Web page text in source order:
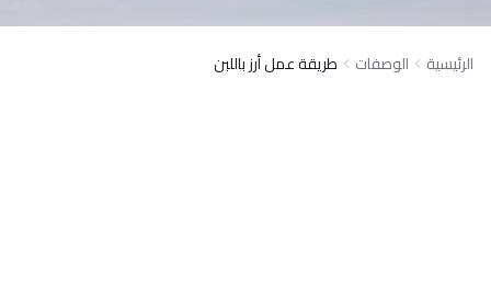
الرئيسية الوصفات طريقة عمل أرز باللبن